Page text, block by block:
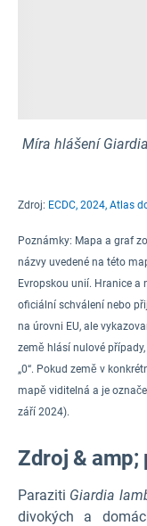
Míra hlášení
Zdroj: ECDC, 2024, Atlas
Poznámky: Mapa a graf
názvy uvedené na této
Evropskou unií. Hranice a
oficiální schválení nebo
na úrovni EU, ale
země hlásí nulové
„0“. Pokud země v
mapě viditelná a je
září 2024).
Zdroj & amp;
Paraziti Giardia
divokých a